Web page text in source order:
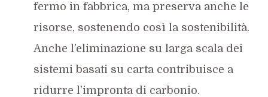
fermo in fabbrica, ma preserva anche le
risorse, sostenendo così la sostenibilità.
Anche l’eliminazione su larga scala dei
sistemi basati su carta contribuisce a
ridurre l’impronta di carbonio.